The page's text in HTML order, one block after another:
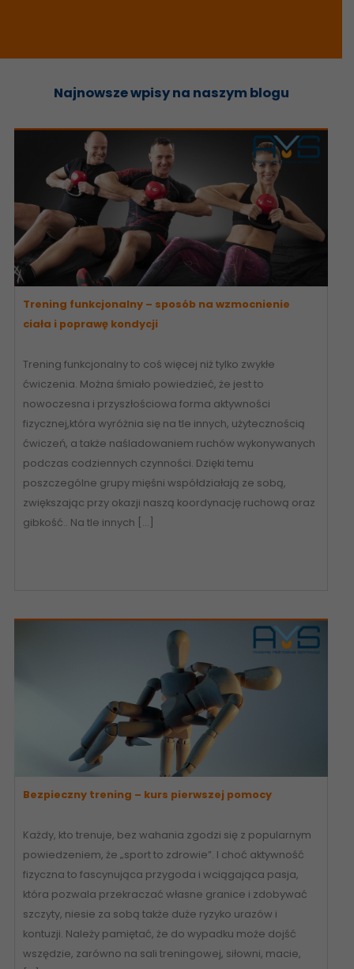
Najnowsze wpisy na naszym blogu
Trening funkcjonalny – sposób na wzmocnienie
ciała i poprawę kondycji
Trening funkcjonalny to coś więcej niż tylko zwykłe
ćwiczenia. Można śmiało powiedzieć, że jest to
nowoczesna i przyszłościowa forma aktywności
fizycznej,która wyróżnia się na tle innych, użytecznością
ćwiczeń, a także naśladowaniem ruchów wykonywanych
podczas codziennych czynności. Dzięki temu
poszczególne grupy mięśni współdziałają ze sobą,
zwiększając przy okazji naszą koordynację ruchową oraz
gibkość.. Na tle innych […]
Bezpieczny trening – kurs pierwszej pomocy
Każdy, kto trenuje, bez wahania zgodzi się z popularnym
powiedzeniem, że „sport to zdrowie”. I choć aktywność
fizyczna to fascynująca przygoda i wciągająca pasja,
która pozwala przekraczać własne granice i zdobywać
szczyty, niesie za sobą także duże ryzyko urazów i
kontuzji. Należy pamiętać, że do wypadku może dojść
wszędzie, zarówno na sali treningowej, siłowni, macie,